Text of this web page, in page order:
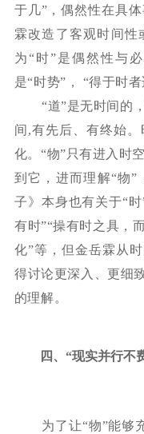
于几”，偶然性在具
霖改造了客观时间性
为“时”是偶然性与
是“时势”， “得于时者
“道”是无时间的
间,有先后、有终始
化。“物”只有进入时
到它，进而理解“物”
子》本身也有关于“
有时”“操有时之具，
化”等，但金岳霖从
得讨论更深入、更细
的理解。
四、“现实并行不
为了让“物”能够